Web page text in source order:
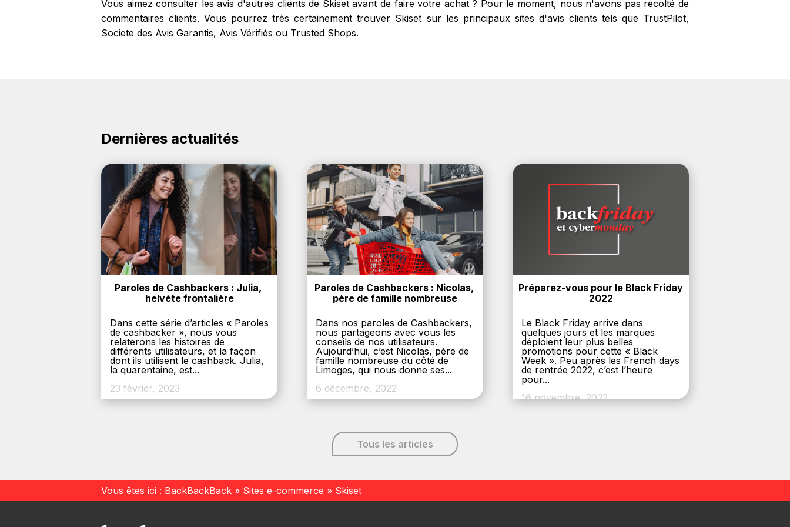
Vous aimez consulter les avis d'autres clients de Skiset avant de faire votre achat ? Pour le moment, nous n'avons pas recolté de
commentaires clients. Vous pourrez très certainement trouver Skiset sur les principaux sites d'avis clients tels que TrustPilot,
Societe des Avis Garantis, Avis Vérifiés ou Trusted Shops.
Dernières actualités
Paroles de Cashbackers : Julia,
helvète frontalière
Dans cette série d’articles « Paroles
de cashbacker », nous vous
relaterons les histoires de
différents utilisateurs, et la façon
dont ils utilisent le cashback. Julia,
la quarentaine, est...
23 février, 2023
Paroles de Cashbackers : Nicolas,
père de famille nombreuse
Dans nos paroles de Cashbackers,
nous partageons avec vous les
conseils de nos utilisateurs.
Aujourd’hui, c’est Nicolas, père de
famille nombreuse du côté de
Limoges, qui nous donne ses...
6 décembre, 2022
Préparez-vous pour le Black Friday
2022
Le Black Friday arrive dans
quelques jours et les marques
déploient leur plus belles
promotions pour cette « Black
Week ». Peu après les French days
de rentrée 2022, c’est l’heure
pour...
16 novembre, 2022
Tous les articles
Vous êtes ici : BackBackBack » Sites e-commerce » Skiset